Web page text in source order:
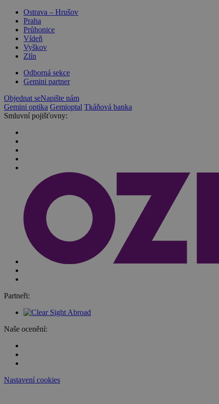
Ostrava – Hrušov
Praha
Průhonice
Vídeň
Vyškov
Zlín
Odborná sekce
Gemini partner
Objednat seNapište nám
Gemini optika Gemioptal Tkáňová banka
Smluvní pojišťovny:
Partneři:
Naše ocenění:
Nastavení cookies